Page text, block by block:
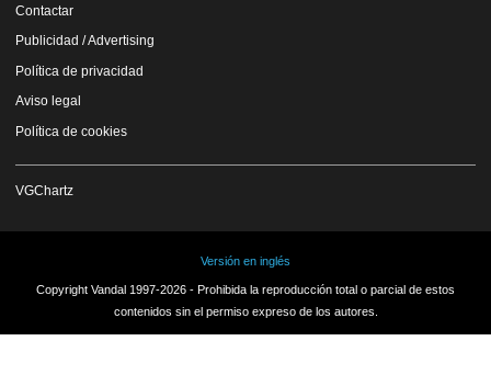
Contactar
Publicidad / Advertising
Política de privacidad
Aviso legal
Política de cookies
VGChartz
Versión en inglés
Copyright Vandal 1997-2026 - Prohibida la reproducción total o parcial de estos
contenidos sin el permiso expreso de los autores.